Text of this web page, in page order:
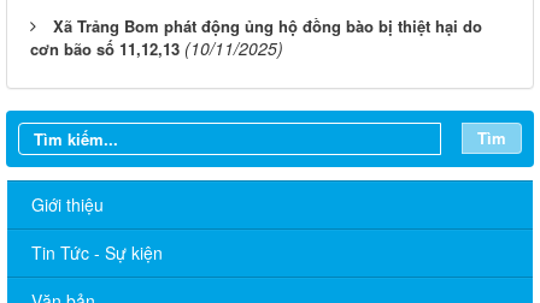
Xã Trảng Bom phát động ủng hộ đồng bào bị thiệt hại do
cơn bão số 11,12,13 (10/11/2025)
Tìm
Giới thiệu
Tin Tức - Sự kiện